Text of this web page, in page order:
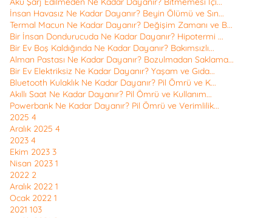
İnsan Havasız Ne Kadar Dayanır? Beyin Ölümü ve Sın...
Termal Macun Ne Kadar Dayanır? Değişim Zamanı ve B...
Bir İnsan Dondurucuda Ne Kadar Dayanır? Hipotermi ...
Bir Ev Boş Kaldığında Ne Kadar Dayanır? Bakımsızlı...
Alman Pastası Ne Kadar Dayanır? Bozulmadan Saklama...
Bir Ev Elektriksiz Ne Kadar Dayanır? Yaşam ve Gıda...
Bluetooth Kulaklık Ne Kadar Dayanır? Pil Ömrü ve K...
Akıllı Saat Ne Kadar Dayanır? Pil Ömrü ve Kullanım...
Powerbank Ne Kadar Dayanır? Pil Ömrü ve Verimlilik...
2025 4
Aralık 2025 4
2023 4
Ekim 2023 3
Nisan 2023 1
2022 2
Aralık 2022 1
Ocak 2022 1
2021 103